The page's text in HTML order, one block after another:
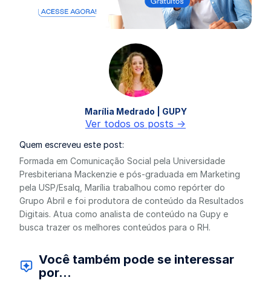
Marília Medrado | GUPY
Ver todos os posts ->
Quem escreveu este post:
Formada em Comunicação Social pela Universidade
Presbiteriana Mackenzie e pós-graduada em Marketing
pela USP/Esalq, Marília trabalhou como repórter do
Grupo Abril e foi produtora de conteúdo da Resultados
Digitais. Atua como analista de conteúdo na Gupy e
busca trazer os melhores conteúdos para o RH.
Você também pode se interessar
por...